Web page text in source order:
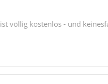
ist völlig kostenlos - und